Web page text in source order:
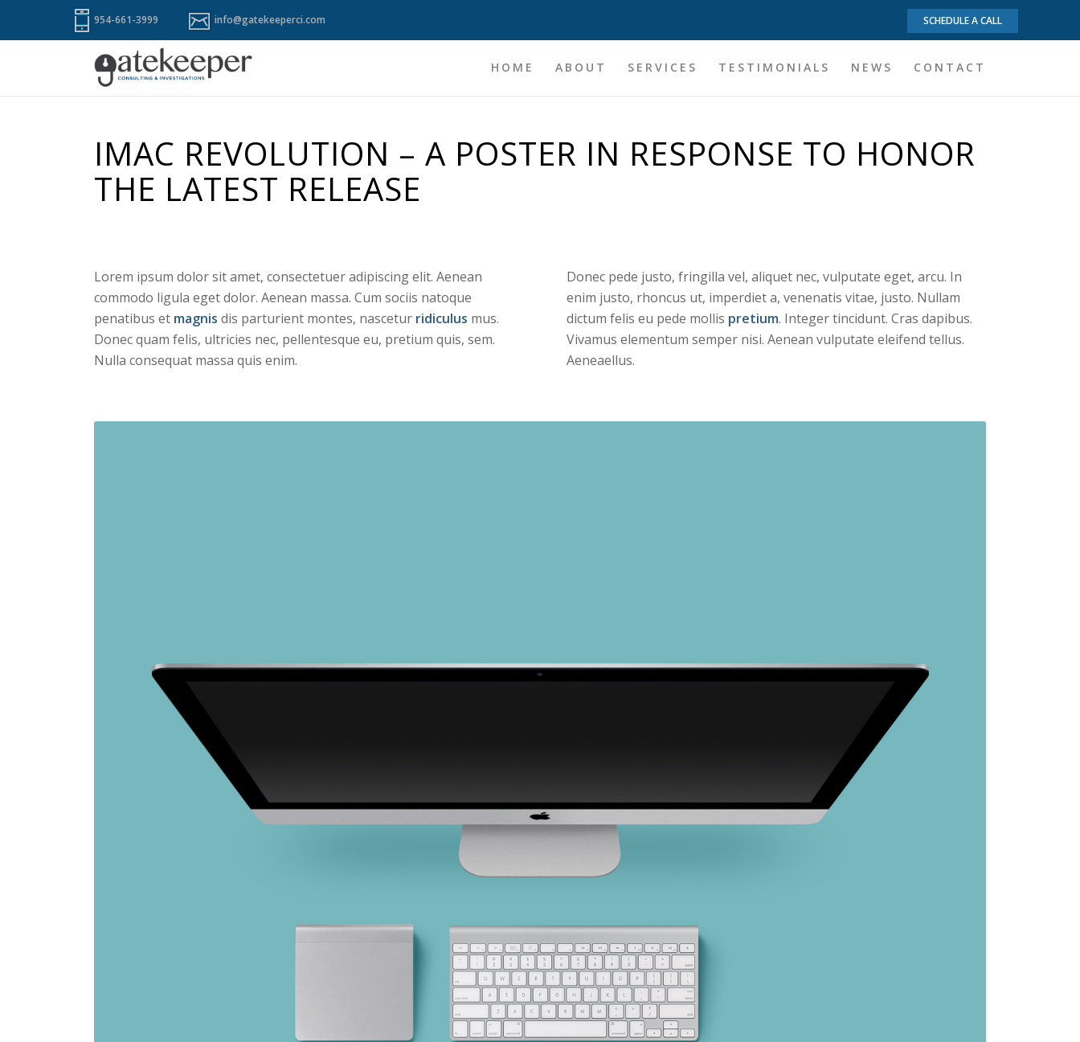
954-661-3999 info@gatekeeperci.com SCHEDULE A CALL
HOME ABOUT SERVICES TESTIMONIALS NEWS CONTACT
IMAC REVOLUTION – A POSTER IN RESPONSE TO HONOR
THE LATEST RELEASE
Lorem ipsum dolor sit amet, consectetuer adipiscing elit. Aenean
commodo ligula eget dolor. Aenean massa. Cum sociis natoque
penatibus et magnis dis parturient montes, nascetur ridiculus mus.
Donec quam felis, ultricies nec, pellentesque eu, pretium quis, sem.
Nulla consequat massa quis enim.
Donec pede justo, fringilla vel, aliquet nec, vulputate eget, arcu. In
enim justo, rhoncus ut, imperdiet a, venenatis vitae, justo. Nullam
dictum felis eu pede mollis pretium. Integer tincidunt. Cras dapibus.
Vivamus elementum semper nisi. Aenean vulputate eleifend tellus.
Aeneaellus.